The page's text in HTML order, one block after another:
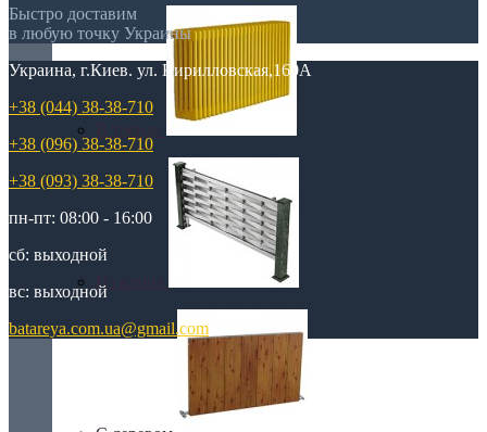
Из камня
Быстро доставим
в любую точку Украины
Украина, г.Киев. ул. Кирилловская,160А
+38 (044) 38-38-710
+38 (096) 38-38-710
+38 (093) 38-38-710
пн-пт: 08:00 - 16:00
сб: выходной
вс: выходной
batareya.com.ua@gmail.com